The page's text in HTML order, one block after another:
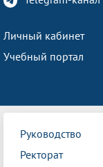
Личный кабинет
Учебный портал
Руководство
Ректорат